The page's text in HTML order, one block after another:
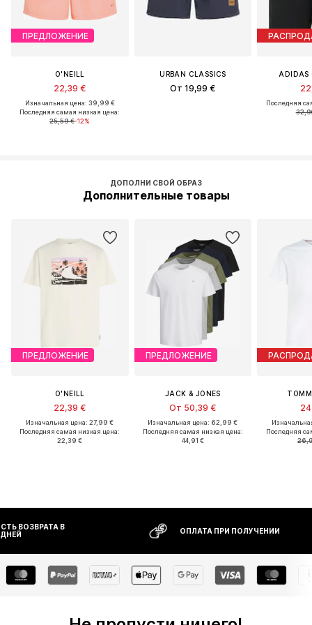
ПРЕДЛОЖЕНИЕ
O'NEILL
22,39 €
Изначальная цена: 39,99 €
Последняя самая низкая цена:
25,59 €-12%
URBAN CLASSICS
От 19,99 €
ADIDAS
Последняя
ДОПОЛНИ СВОЙ ОБРАЗ
Дополнительные товары
ПРЕДЛОЖЕНИЕ
O'NEILL
22,39 €
Изначальная цена: 27,99 €
Последняя самая низкая цена:
22,39 €
ПРЕДЛОЖЕНИЕ
JACK & JONES
От 50,39 €
Изначальная цена: 62,99 €
Последняя самая низкая цена:
44,91 €
Последняя
БЕСПЛАТНАЯ ДОСТАВКА* И
ТЕЧЕНИЕ